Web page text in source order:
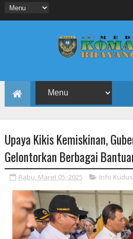
Upaya Kikis Kemiskinan,
Gelontorkan Berbagai
Rabu, Maret 05, 2025 Info Kudus